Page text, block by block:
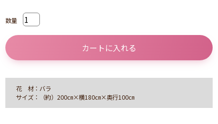
数量
カートに入れる
花 材：バラ
サイズ：（約）200㎝×横180㎝×奥行100㎝